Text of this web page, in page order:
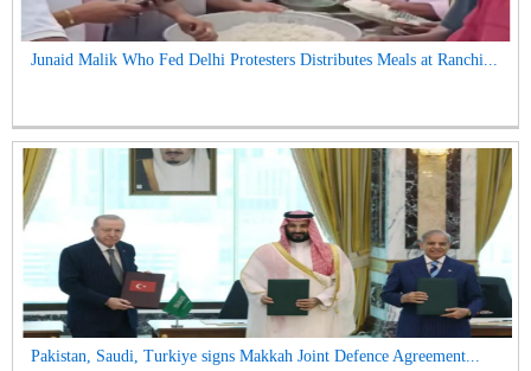
Junaid Malik Who Fed Delhi Protesters Distributes Meals at Ranchi...
Pakistan, Saudi, Turkiye signs Makkah Joint Defence Agreement...